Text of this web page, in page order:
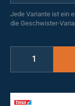
Jede Variante ist ein
die Geschwister-